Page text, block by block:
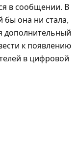
в сообщении. В
бы она ни стала,
дополнительный
к появлению
в цифровой